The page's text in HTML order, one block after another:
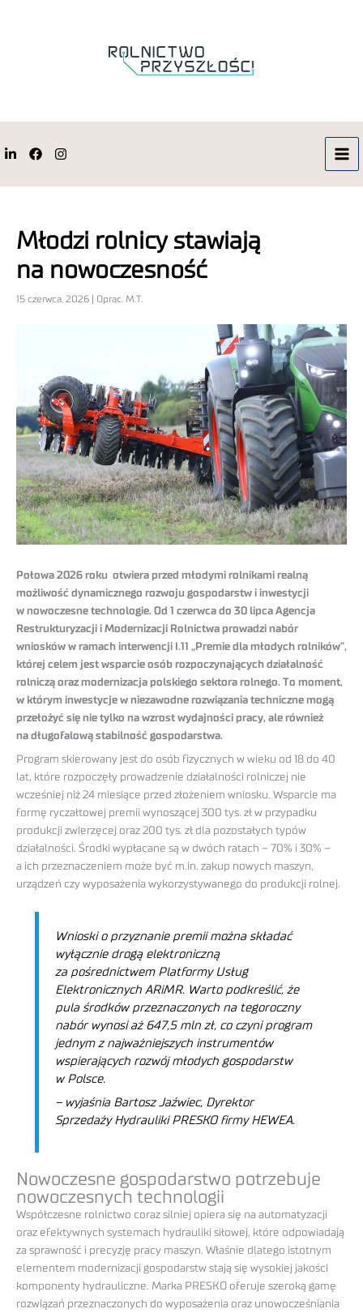
Młodzi rolnicy stawiają
na nowoczesność
15 czerwca, 2026 | Oprac. M.T.
Połowa 2026 roku otwiera przed młodymi rolnikami realną
możliwość dynamicznego rozwoju gospodarstw i inwestycji
w nowoczesne technologie. Od 1 czerwca do 30 lipca Agencja
Restrukturyzacji i Modernizacji Rolnictwa prowadzi nabór
wniosków w ramach interwencji I.11 „Premie dla młodych rolników”,
której celem jest wsparcie osób rozpoczynających działalność
rolniczą oraz modernizacja polskiego sektora rolnego. To moment,
w którym inwestycje w niezawodne rozwiązania techniczne mogą
przełożyć się nie tylko na wzrost wydajności pracy, ale również
na długofalową stabilność gospodarstwa.
Program skierowany jest do osób fizycznych w wieku od 18 do 40
lat, które rozpoczęły prowadzenie działalności rolniczej nie
wcześniej niż 24 miesiące przed złożeniem wniosku. Wsparcie ma
formę ryczałtowej premii wynoszącej 300 tys. zł w przypadku
produkcji zwierzęcej oraz 200 tys. zł dla pozostałych typów
działalności. Środki wypłacane są w dwóch ratach – 70% i 30% –
a ich przeznaczeniem może być m.in. zakup nowych maszyn,
urządzeń czy wyposażenia wykorzystywanego do produkcji rolnej.
Wnioski o przyznanie premii można składać
wyłącznie drogą elektroniczną
za pośrednictwem Platformy Usług
Elektronicznych ARiMR. Warto podkreślić, że
pula środków przeznaczonych na tegoroczny
nabór wynosi aż 647,5 mln zł, co czyni program
jednym z najważniejszych instrumentów
wspierających rozwój młodych gospodarstw
w Polsce.
– wyjaśnia Bartosz Jaźwiec, Dyrektor
Sprzedaży Hydrauliki PRESKO firmy HEWEA.
Nowoczesne gospodarstwo potrzebuje
nowoczesnych technologii
Współczesne rolnictwo coraz silniej opiera się na automatyzacji
oraz efektywnych systemach hydrauliki siłowej, które odpowiadają
za sprawność i precyzję pracy maszyn. Właśnie dlatego istotnym
elementem modernizacji gospodarstw stają się wysokiej jakości
komponenty hydrauliczne. Marka PRESKO oferuje szeroką gamę
rozwiązań przeznaczonych do wyposażenia oraz unowocześniania